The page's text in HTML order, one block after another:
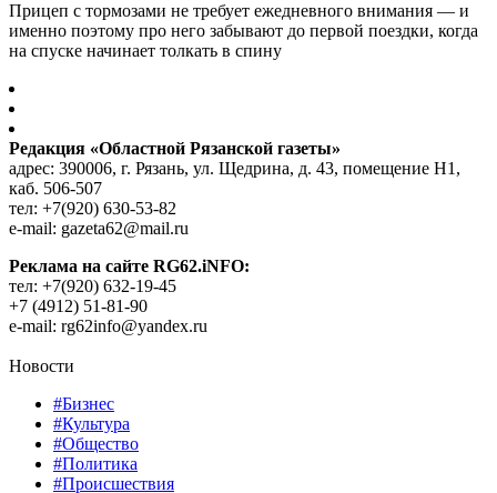
Прицеп с тормозами не требует ежедневного внимания — и
именно поэтому про него забывают до первой поездки, когда
на спуске начинает толкать в спину
Редакция «Областной Рязанской газеты»
адрес: 390006, г. Рязань, ул. Щедрина, д. 43, помещение Н1,
каб. 506-507
тел: +7(920) 630-53-82
e-mail: gazeta62@mail.ru
Реклама на сайте RG62.iNFO:
тел: +7(920) 632-19-45
+7 (4912) 51-81-90
e-mail: rg62info@yandex.ru
Новости
#Бизнес
#Культура
#Общество
#Политика
#Происшествия